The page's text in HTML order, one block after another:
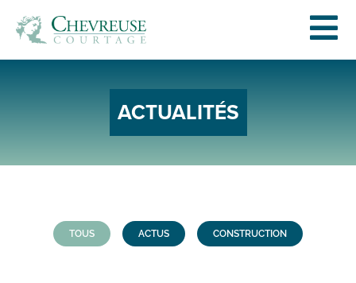
ACTUALITÉS
TOUS ACTUS CONSTRUCTION